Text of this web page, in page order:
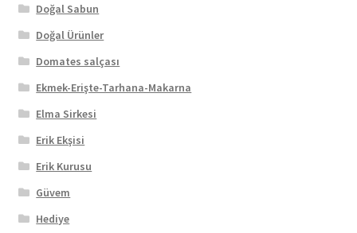
Doğal Sabun
Doğal Ürünler
Domates salçası
Ekmek-Erişte-Tarhana-Makarna
Elma Sirkesi
Erik Ekşisi
Erik Kurusu
Güvem
Hediye